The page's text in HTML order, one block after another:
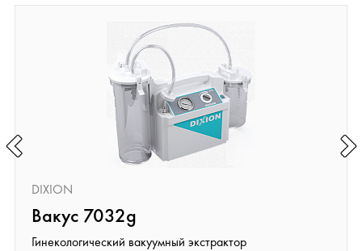
DIXION
Вакус 7032g
Гинекологический вакуумный экстрактор